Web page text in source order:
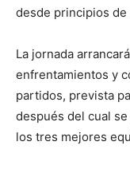
desde principios de
La jornada
enfrentamientos y
partidos, prevista
después del cual
los tres mejores